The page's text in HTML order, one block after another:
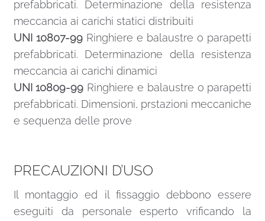
prefabbricati. Determinazione della resistenza
meccancia ai carichi statici distribuiti
UNI 10807-99Ringhiere e balaustre o parapetti
prefabbricati. Determinazione della resistenza
meccancia ai carichi dinamici
UNI 10809-99 Ringhiere e balaustre o parapetti
prefabbricati. Dimensioni, prstazioni meccaniche
e sequenza delle prove
PRECAUZIONI D’USO
Il montaggio ed il fissaggio debbono essere
eseguiti da personale esperto vrificando la